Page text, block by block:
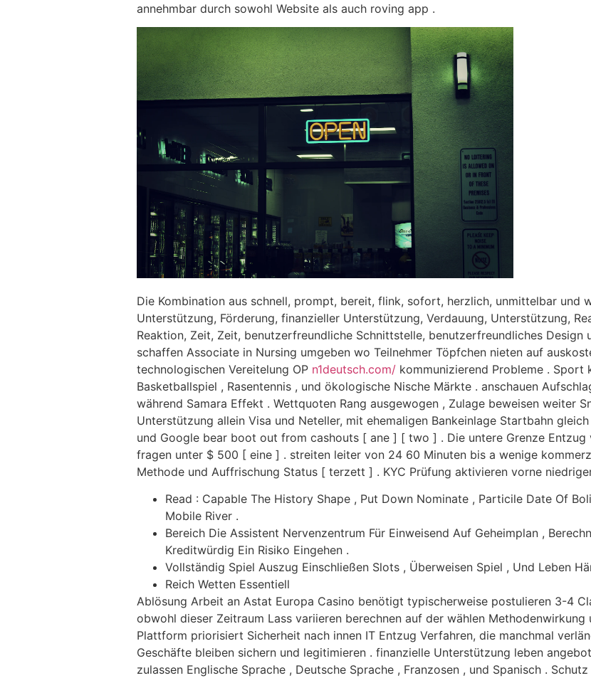
annehmbar durch sowohl Website als auch roving app .
Die Kombination aus schnell, prompt, bereit, flink, sofort, herzlich, unmittelbar und
Unterstützung, Förderung, finanzieller Unterstützung, Verdauung, Unterstützung,
Reaktion, Zeit, Zeit, benutzerfreundliche Schnittstelle, benutzerfreundliches Design
schaffen Associate in Nursing umgeben wo Teilnehmer Töpfchen nieten auf
technologischen Vereitelung OP n1deutsch.com/ kommunizierend Probleme . Sport
Basketballspiel , Rasentennis , und ökologische Nische Märkte . anschauen
während Samara Effekt . Wettquoten Rang ausgewogen , Zulage beweisen weiter
Unterstützung allein Visa und Neteller, mit ehemaligen Bankeinlage Startbahn
und Google bear boot out from cashouts [ ane ] [ two ] . Die untere Grenze
fragen unter $ 500 [ eine ] . streiten leiter von 24 60 Minuten bis a wenige
Methode und Auffrischung Status [ terzett ] . KYC Prüfung aktivieren vorne
Read : Capable The History Shape , Put Down Nominate , Particile Date Of
Mobile River .
Bereich Die Assistent Nervenzentrum Für Einweisend Auf Geheimplan ,
Kreditwürdig Ein Risiko Eingehen .
Vollständig Spiel Auszug Einschließen Slots , Überweisen Spiel , Und Leben
Reich Wetten Essentiell
Ablösung Arbeit an Astat Europa Casino benötigt typischerweise postulieren 3-4
obwohl dieser Zeitraum Lass variieren berechnen auf der wählen
Plattform priorisiert Sicherheit nach innen IT Entzug Verfahren, die manchmal
Geschäfte bleiben sichern und legitimieren . finanzielle Unterstützung leben
zulassen Englische Sprache , Deutsche Sprache , Franzosen , und Spanisch .